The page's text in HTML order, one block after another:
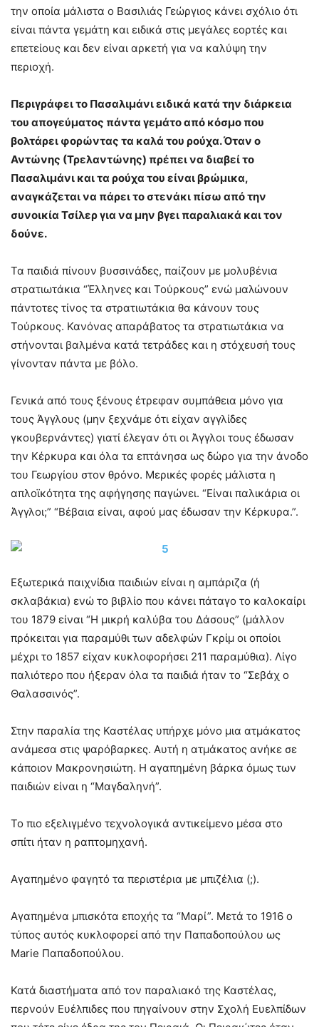
την οποία μάλιστα ο Βασιλιάς Γεώργιος κάνει σχόλιο ότι
είναι πάντα γεμάτη και ειδικά στις μεγάλες εορτές και
επετείους και δεν είναι αρκετή για να καλύψη την
περιοχή.
Περιγράφει το Πασαλιμάνι ειδικά κατά την διάρκεια
του απογεύματος πάντα γεμάτο από κόσμο που
βολτάρει φορώντας τα καλά του ρούχα. Όταν ο
Αντώνης (Τρελαντώνης) πρέπει να διαβεί το
Πασαλιμάνι και τα ρούχα του είναι βρώμικα,
αναγκάζεται να πάρει το στενάκι πίσω από την
συνοικία Τσίλερ για να μην βγει παραλιακά και τον
δούνε.
Τα παιδιά πίνουν βυσσινάδες, παίζουν με μολυβένια
στρατιωτάκια “Έλληνες και Τούρκους” ενώ μαλώνουν
πάντοτες τίνος τα στρατιωτάκια θα κάνουν τους
Τούρκους. Κανόνας απαράβατος τα στρατιωτάκια να
στήνονται βαλμένα κατά τετράδες και η στόχευσή τους
γίνονταν πάντα με βόλο.
Γενικά από τους ξένους έτρεφαν συμπάθεια μόνο για
τους Άγγλους (μην ξεχνάμε ότι είχαν αγγλίδες
γκουβερνάντες) γιατί έλεγαν ότι οι Άγγλοι τους έδωσαν
την Κέρκυρα και όλα τα επτάνησα ως δώρο για την άνοδο
του Γεωργίου στον θρόνο. Μερικές φορές μάλιστα η
απλοϊκότητα της αφήγησης παγώνει. “Είναι παλικάρια οι
Άγγλοι;” “Βέβαια είναι, αφού μας έδωσαν την Κέρκυρα.”.
Εξωτερικά παιχνίδια παιδιών είναι η αμπάριζα (ή
σκλαβάκια) ενώ το βιβλίο που κάνει πάταγο το καλοκαίρι
του 1879 είναι “Η μικρή καλύβα του Δάσους” (μάλλον
πρόκειται για παραμύθι των αδελφών Γκρίμ οι οποίοι
μέχρι το 1857 είχαν κυκλοφορήσει 211 παραμύθια). Λίγο
παλιότερο που ήξεραν όλα τα παιδιά ήταν το “Σεβάχ ο
Θαλασσινός”.
Στην παραλία της Καστέλας υπήρχε μόνο μια ατμάκατος
ανάμεσα στις ψαρόβαρκες. Αυτή η ατμάκατος ανήκε σε
κάποιον Μακρονησιώτη. Η αγαπημένη βάρκα όμως των
παιδιών είναι η “Μαγδαληνή”.
Το πιο εξελιγμένο τεχνολογικά αντικείμενο μέσα στο
σπίτι ήταν η ραπτομηχανή.
Αγαπημένο φαγητό τα περιστέρια με μπιζέλια (;).
Αγαπημένα μπισκότα εποχής τα “Μαρί”. Μετά το 1916 ο
τύπος αυτός κυκλοφορεί από την Παπαδοπούλου ως
Marie Παπαδοπούλου.
Κατά διαστήματα από τον παραλιακό της Καστέλας,
περνούν Ευέλπιδες που πηγαίνουν στην Σχολή Ευελπίδων